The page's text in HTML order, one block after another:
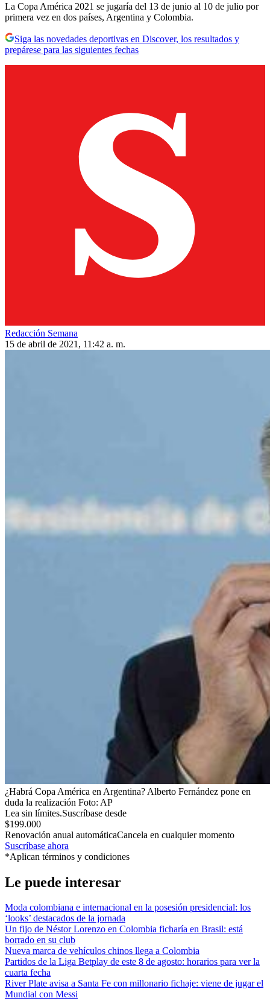
La Copa América 2021 se jugaría del 13 de junio al 10 de julio por
primera vez en dos países, Argentina y Colombia.
Siga las novedades deportivas en Discover, los resultados y
prepárese para las siguientes fechas
Redacción Semana
15 de abril de 2021, 11:42 a. m.
¿Habrá Copa América en Argentina? Alberto Fernández pone en
duda la realización Foto: AP
Lea sin límites.Suscríbase desde
$199.000
Renovación anual automáticaCancela en cualquier momento
Suscríbase ahora
*Aplican términos y condiciones
Le puede interesar
Moda colombiana e internacional en la posesión presidencial: los
‘looks’ destacados de la jornada
Un fijo de Néstor Lorenzo en Colombia ficharía en Brasil: está
borrado en su club
Nueva marca de vehículos chinos llega a Colombia
Partidos de la Liga Betplay de este 8 de agosto: horarios para ver la
cuarta fecha
River Plate avisa a Santa Fe con millonario fichaje: viene de jugar el
Mundial con Messi